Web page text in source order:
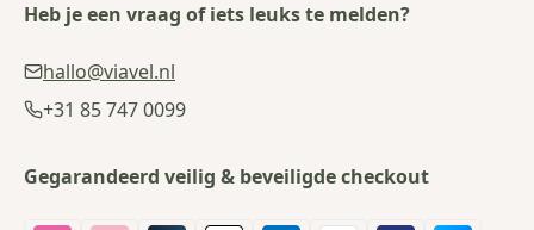
Heb je een vraag of iets leuks te melden?
hallo@viavel.nl
+31 85 747 0099
Gegarandeerd veilig & beveiligde checkout